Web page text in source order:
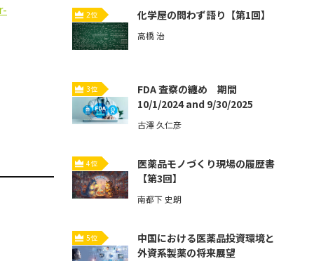
2位 化学屋の問わず語り【第1回】
高橋 治
3位
FDA 査察の纏め 期間
10/1/2024 and 9/30/2025
古澤 久仁彦
4位
医薬品モノづくり現場の履歴書
【第3回】
南都下 史朗
5位
中国における医薬品投資環境と
外資系製薬の将来展望